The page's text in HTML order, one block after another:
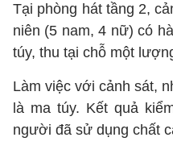
Tại phòng hát tầng 2,
niên (5 nam, 4 nữ) có
túy, thu tại chỗ một
Làm việc với cảnh sát,
là ma túy. Kết quả
người đã sử dụng chất